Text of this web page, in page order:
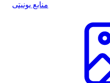
منابع یونیتی